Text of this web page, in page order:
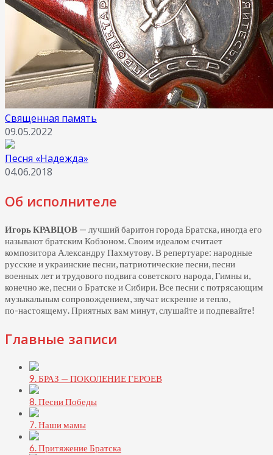
Священная память
09.05.2022
Песня «Надежда»
04.06.2018
Об исполнителе
Игорь КРАВЦОВ — лучший баритон города Братска, иногда его
называют братским Кобзоном. Своим идеалом считает
композитора Александру Пахмутову. В репертуаре: народные
русские и украинские песни, патриотические песни, песни
военных лет и трудового подвига советского народа, Гимны и,
конечно же, песни о Братске и Сибири. Все песни с потрясающим
музыкальным сопровождением, звучат искренне и тепло,
по-настоящему.Приятных вам минут, слушайте и подпевайте!
Главные записи
9. БРАЗ — ПОКОЛЕНИЕ ГЕРОЕВ
8. Песни Победы
7. Наши мамы
6. Притяжение Братска